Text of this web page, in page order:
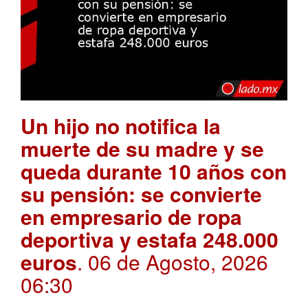
Un hijo no notifica la
muerte de su madre y se
queda durante 10 años con
su pensión: se convierte
en empresario de ropa
deportiva y estafa 248.000
euros. 06 de Agosto, 2026
06:30